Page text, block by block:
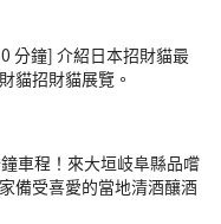
分鐘] 介紹日本招財貓最
貓招財貓展覽。
車程！來大垣岐阜縣品嚐
備受喜愛的當地清酒釀酒